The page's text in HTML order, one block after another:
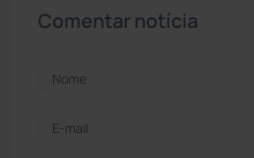
Comentar notícia